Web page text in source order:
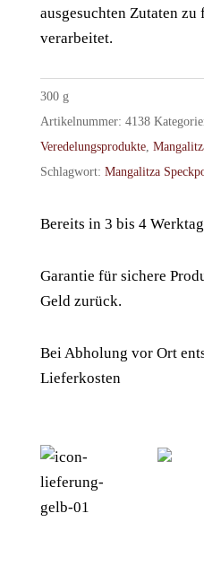
ausgesuchten Zutaten
verarbeitet.
300 g
Artikelnummer: 4138
Veredelungsprodukte,
Schlagwort: Mangalitza
Bereits in 3 bis 4
Garantie für sichere
Geld zurück.
Bei Abholung vor Ort
Lieferkosten